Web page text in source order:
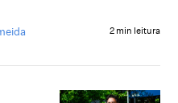
2 min leitura